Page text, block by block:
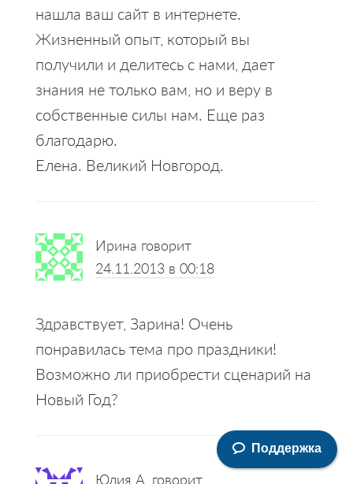
нашла ваш сайт в интернете.
Жизненный опыт, который вы
получили и делитесь с нами, дает
знания не только вам, но и веру в
собственные силы нам. Еще раз
благодарю.
Елена. Великий Новгород.
Ирина говорит
24.11.2013 в 00:18
Здравствует, Зарина! Очень
понравилась тема про праздники!
Возможно ли приобрести сценарий на
Новый Год?
Юлия А. говорит
Поддержка